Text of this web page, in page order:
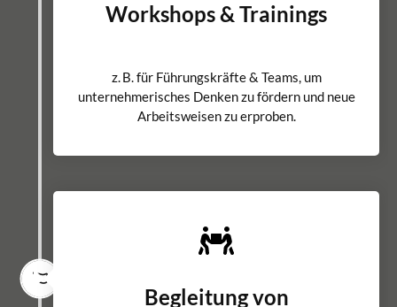
Workshops & Trainings
z. B. für Führungskräfte & Teams, um
unternehmerisches Denken zu fördern und neue
Arbeitsweisen zu erproben.
Begleitung von